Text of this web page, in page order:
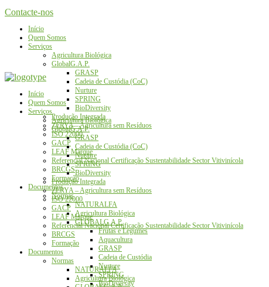
Contacte-nos
Início
Quem Somos
Serviços
Agricultura Biológica
GlobalG.A.P.
GRASP
Cadeia de Custódia (CoC)
Nurture
SPRING
BioDiversity
Produção Integrada
ZERYA – Agricultura sem Resíduos
ISO 22000
GACP
LEAF Marque
Referencial Nacional Certificação Sustentabilidade Sector Vitivinícola
BRCGS
Formação
Documentos
Normas
NATURALFA
Agricultura Biológica
GLOBALG.A.P.
Frutas e Legumes
Aquacultura
GRASP
Cadeia de Custódia
Nurture
SPRING
BioDiversity
Início
Quem Somos
Serviços
Agricultura Biológica
GlobalG.A.P.
GRASP
Cadeia de Custódia (CoC)
Nurture
SPRING
BioDiversity
Produção Integrada
ZERYA – Agricultura sem Resíduos
ISO 22000
GACP
LEAF Marque
Referencial Nacional Certificação Sustentabilidade Sector Vitivinícola
BRCGS
Formação
Documentos
Normas
NATURALFA
Agricultura Biológica